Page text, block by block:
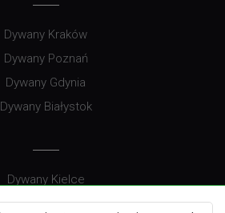
Dywany Kraków
Dywany Poznań
Dywany Gdynia
Dywany Białystok
Dywany Kielce
Dywany Gdańsk